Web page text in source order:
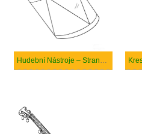
Hudební Nástroje – Strana 7